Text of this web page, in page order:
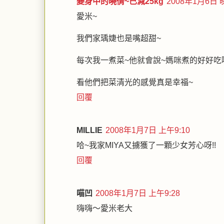
愛米~
我們家瑀婕也是嘴超甜~
每次我一煮菜~他就會說~媽咪煮的好好吃
看他們把菜清光的感覺真是幸福~
回覆
MILLIE 2008年1月7日 上午9:10
哈~我家MIYA又擄獲了一顆少女芳心呀!!
回覆
喵凹 2008年1月7日 上午9:28
嗨嗨～愛米老大